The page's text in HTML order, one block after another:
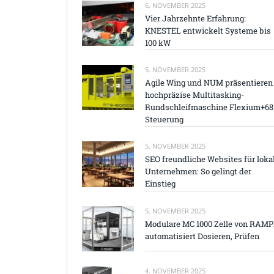
6. NOVEMBER 2025
Vier Jahrzehnte Erfahrung:
KNESTEL entwickelt Systeme bis
100 kW
5. NOVEMBER 2025
Agile Wing und NUM präsentieren
hochpräzise Multitasking-
Rundschleifmaschine Flexium+68
Steuerung
5. NOVEMBER 2025
SEO freundliche Websites für
Unternehmen: So gelingt der
Einstieg
5. NOVEMBER 2025
Modulare MC 1000 Zelle von
automatisiert Dosieren, Prüfen
4. NOVEMBER 2025